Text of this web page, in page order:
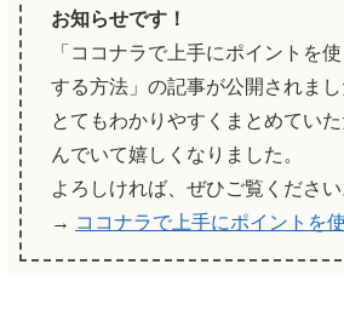
お知らせです！
「ココナラで上手にポイントを
する方法」の記事が公開されまし
とてもわかりやすくまとめてい
んでいて嬉しくなりました。
よろしければ、ぜひご覧ください
→ ココナラで上手にポイントを